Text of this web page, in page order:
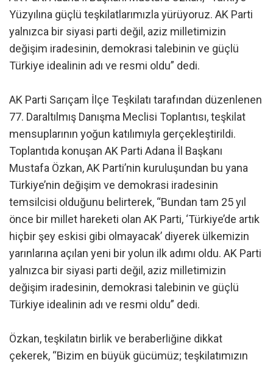
Yüzyılına güçlü teşkilatlarımızla yürüyoruz. AK Parti
yalnızca bir siyasi parti değil, aziz milletimizin
değişim iradesinin, demokrasi talebinin ve güçlü
Türkiye idealinin adı ve resmi oldu” dedi.
AK Parti Sarıçam İlçe Teşkilatı tarafından düzenlenen
77. Daraltılmış Danışma Meclisi Toplantısı, teşkilat
mensuplarının yoğun katılımıyla gerçekleştirildi.
Toplantıda konuşan AK Parti Adana İl Başkanı
Mustafa Özkan, AK Parti’nin kuruluşundan bu yana
Türkiye’nin değişim ve demokrasi iradesinin
temsilcisi olduğunu belirterek, “Bundan tam 25 yıl
önce bir millet hareketi olan AK Parti, ‘Türkiye’de artık
hiçbir şey eskisi gibi olmayacak’ diyerek ülkemizin
yarınlarına açılan yeni bir yolun ilk adımı oldu. AK Parti
yalnızca bir siyasi parti değil, aziz milletimizin
değişim iradesinin, demokrasi talebinin ve güçlü
Türkiye idealinin adı ve resmi oldu” dedi.
Özkan, teşkilatın birlik ve beraberliğine dikkat
çekerek, “Bizim en büyük gücümüz; teşkilatımızın